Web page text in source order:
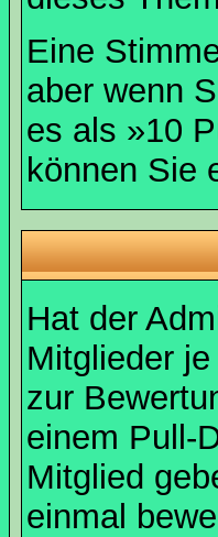
Eine
aber wenn
es als »10
können Sie
Hat der
Mitglieder
zur
einem Pull-
Mitglied
einmal